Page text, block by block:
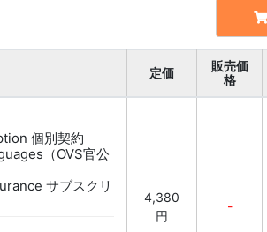
定価
販売価
格
個別契約
（OVS官公
サブスクリ
4,380
円
-